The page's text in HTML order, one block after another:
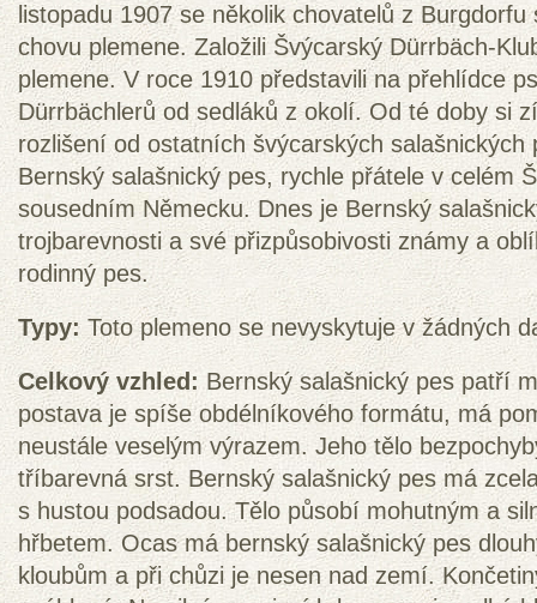
listopadu 1907 se několik chovatelů z
chovu plemene. Založili Švýcarský Dürrbäch-
plemene. V roce 1910 představili na přehlídce
Dürrbächlerů od sedláků z okolí. Od té doby si
rozlišení od ostatních švýcarských salašnických
Bernský salašnický pes, rychle přátele v celém
sousedním Německu. Dnes je Bernský
trojbarevnosti a své přizpůsobivosti známy a
rodinný pes.
Typy: Toto plemeno se nevyskytuje v žádných
Celkový vzhled: Bernský salašnický pes patří
postava je spíše obdélníkového formátu, má
neustále veselým výrazem. Jeho tělo
tříbarevná srst. Bernský salašnický pes má
s hustou podsadou. Tělo působí mohutným a
hřbetem. Ocas má bernský salašnický pes
kloubům a při chůzi je nesen nad zemí.